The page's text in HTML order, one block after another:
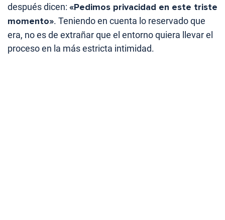
después dicen: «Pedimos privacidad en este triste
momento». Teniendo en cuenta lo reservado que
era, no es de extrañar que el entorno quiera llevar el
proceso en la más estricta intimidad.